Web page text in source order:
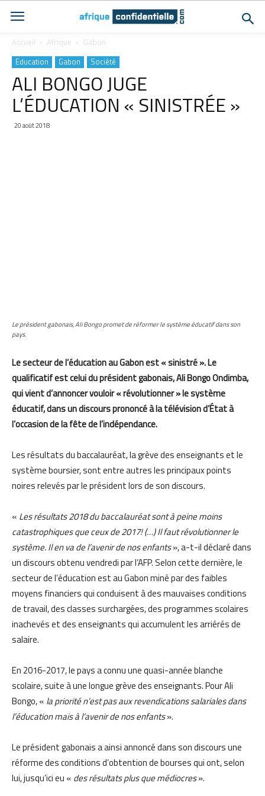
Accueil Afrique Gabon
Education Gabon Société
ALI BONGO JUGE
L’ÉDUCATION « SINISTRÉE »
20 août 2018
Le président gabonais, Ali Bongo promet de réformer le système éducatif dans son
pays.
Le secteur de l’éducation au Gabon est « sinistré ». Le
qualificatif est celui du président gabonais, Ali Bongo Ondimba,
qui vient d’annoncer vouloir « révolutionner » le système
éducatif, dans un discours prononcé à la télévision d’État à
l’occasion de la fête de l’indépendance.
Les résultats du baccalauréat, la grève des enseignants et le
système boursier, sont entre autres les principaux points
noires relevés par le président lors de son discours.
« Les résultats 2018 du baccalauréat sont à peine moins
catastrophiques que ceux de 2017! (…) Il faut révolutionner le
système. Il en va de l’avenir de nos enfants», a-t-il déclaré dans
un discours obtenu vendredi par l’AFP. Selon cette dernière, le
secteur de l’éducation est au Gabon miné par des faibles
moyens financiers qui conduisent à des mauvaises conditions
de travail, des classes surchargées, des programmes scolaires
inachevés et des enseignants qui accumulent les arriérés de
salaire.
En 2016-2017, le pays a connu une quasi-année blanche
scolaire, suite à une longue grève des enseignants. Pour Ali
Bongo, « la priorité n’est pas aux revendications salariales dans
l’éducation mais à l’avenir de nos enfants».
Le président gabonais a ainsi annoncé dans son discours une
réforme des conditions d’obtention de bourses qui ont, selon
lui, jusqu’ici eu « des résultats plus que médiocres».